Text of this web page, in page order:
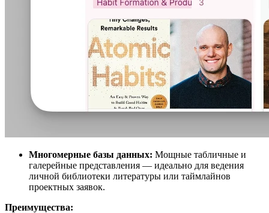
Многомерные базы данных: Мощные табличные и
галерейные представления — идеально для ведения
личной библиотеки литературы или таймлайнов
проектных заявок.
Преимущества: